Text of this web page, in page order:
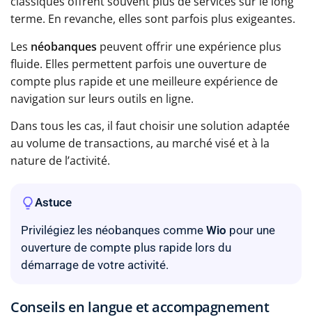
terme. En revanche, elles sont parfois plus exigeantes.
Les néobanques peuvent offrir une expérience plus
fluide. Elles permettent parfois une ouverture de
compte plus rapide et une meilleure expérience de
navigation sur leurs outils en ligne.
Dans tous les cas, il faut choisir une solution adaptée
au volume de transactions, au marché visé et à la
nature de l’activité.
Astuce
Privilégiez les néobanques comme Wio pour une
ouverture de compte plus rapide lors du
démarrage de votre activité.
Conseils en langue et accompagnement